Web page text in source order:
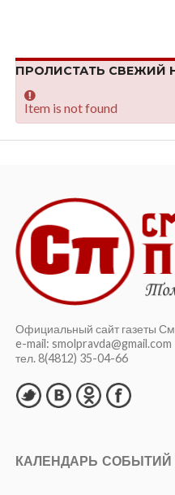
ПРОЛИСТАТЬ СВЕЖИЙ
Item is not found
Официальный сайт газеты
e-mail: smolpravda@gmail.com
тел. 8(4812) 35-04-66
КАЛЕНДАРЬ СОБЫТИЙ